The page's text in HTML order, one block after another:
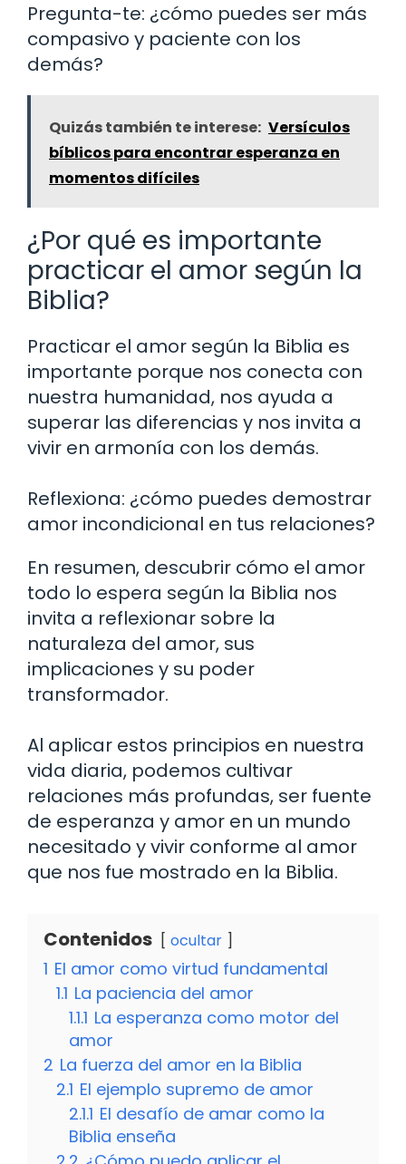
Pregunta-te: ¿cómo puedes ser más
compasivo y paciente con los
demás?
Quizás también te interese: Versículos
bíblicos para encontrar esperanza en
momentos difíciles
¿Por qué es importante
practicar el amor según la
Biblia?
Practicar el amor según la Biblia es
importante porque nos conecta con
nuestra humanidad, nos ayuda a
superar las diferencias y nos invita a
vivir en armonía con los demás.
Reflexiona: ¿cómo puedes demostrar
amor incondicional en tus relaciones?
En resumen, descubrir cómo el amor
todo lo espera según la Biblia nos
invita a reflexionar sobre la
naturaleza del amor, sus
implicaciones y su poder
transformador.
Al aplicar estos principios en nuestra
vida diaria, podemos cultivar
relaciones más profundas, ser fuente
de esperanza y amor en un mundo
necesitado y vivir conforme al amor
que nos fue mostrado en la Biblia.
Contenidos ocultar
1 El amor como virtud fundamental
1.1 La paciencia del amor
1.1.1 La esperanza como motor del
amor
2 La fuerza del amor en la Biblia
2.1 El ejemplo supremo de amor
2.1.1 El desafío de amar como la
Biblia enseña